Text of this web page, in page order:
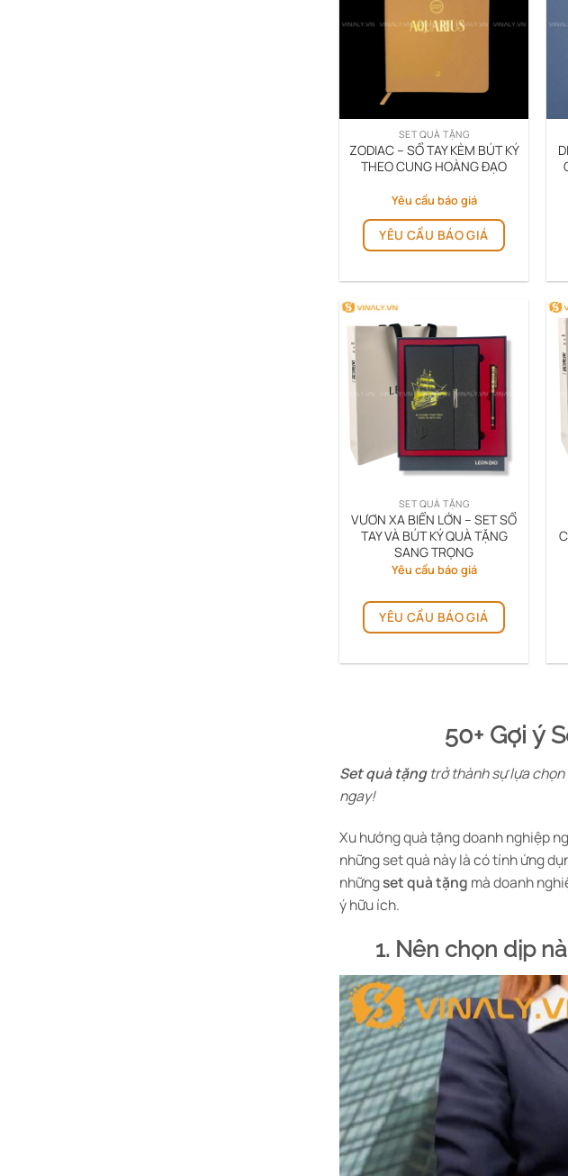
SET QUÀ TẶNG
ZODIAC – SỔ TAY KÈM BÚT KÝ
THEO CUNG HOÀNG ĐẠO
Yêu cầu báo giá
YÊU CẦU BÁO GIÁ
SET QUÀ TẶNG
VƯƠN XA BIỂN LỚN – SET SỔ
TAY VÀ BÚT KÝ QUÀ TẶNG
SANG TRỌNG
Yêu cầu báo giá
YÊU CẦU BÁO GIÁ
50+ Gợi ý
Set quà tặngtrở thành sự lựa chọn
ngay!
Xu hướng quà tặng doanh nghiệp
những set quà này là có tính ứng
nhữngset quà tặng mà doanh
ý hữu ích.
1. Nên chọn dịp